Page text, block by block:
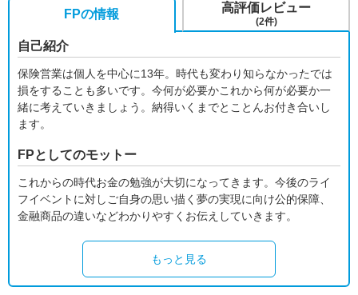
FPの情報
自己紹介
保険営業は個人を中心に13年。時代も変わり知らなかったでは
損をすることも多いです。今何が必要かこれから何が必要か一
緒に考えていきましょう。納得いくまでとことんお付き合いし
ます。
FPとしてのモットー
これからの時代お金の勉強が大切になってきます。今後のライ
フイベントに対しご自身の思い描く夢の実現に向け公的保障、
金融商品の違いなどわかりやすくお伝えしていきます。
もっと見る
高評価レビュー
(2件)